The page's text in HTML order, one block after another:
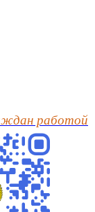
работой